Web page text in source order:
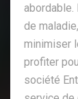
abordable.
de
minimiser
profiter
société